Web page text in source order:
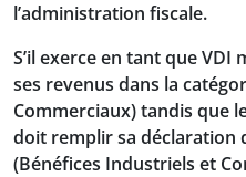
l’administration fiscale.
S’il exerce en tant que VDI
ses revenus dans la
Commerciaux) tandis que
doit remplir sa déclaration
(Bénéfices Industriels et